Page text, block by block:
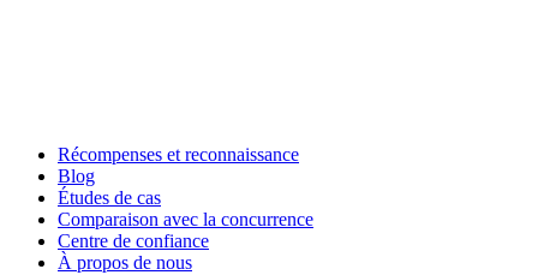
Récompenses et reconnaissance
Blog
Études de cas
Comparaison avec la concurrence
Centre de confiance
À propos de nous